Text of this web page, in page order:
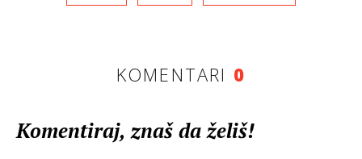
KOMENTARI 0
Komentiraj, znaš da želiš!